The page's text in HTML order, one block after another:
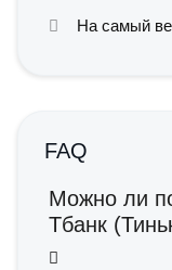
На самый
FAQ
Можно ли
Тбанк